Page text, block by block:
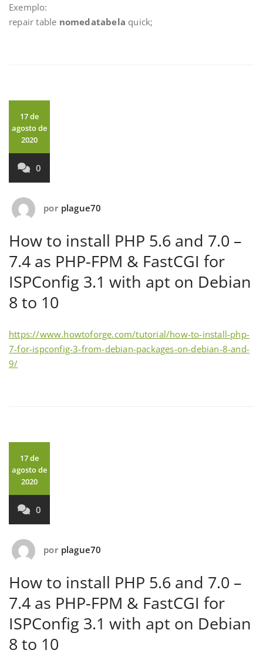
Exemplo:
repair table nomedatabela quick;
17 de
agosto de
2020
0
por plague70
How to install PHP 5.6 and 7.0 –
7.4 as PHP-FPM & FastCGI for
ISPConfig 3.1 with apt on Debian
8 to 10
https://www.howtoforge.com/tutorial/how-to-install-php-
7-for-ispconfig-3-from-debian-packages-on-debian-8-and-
9/
17 de
agosto de
2020
0
por plague70
How to install PHP 5.6 and 7.0 –
7.4 as PHP-FPM & FastCGI for
ISPConfig 3.1 with apt on Debian
8 to 10